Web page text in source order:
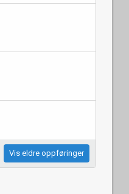
Vis eldre oppføringer